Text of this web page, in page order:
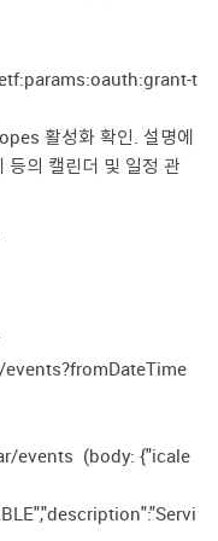
t
활성화 확인. 설명에
등의 캘린더 및 일정 관
events (body: {"icale